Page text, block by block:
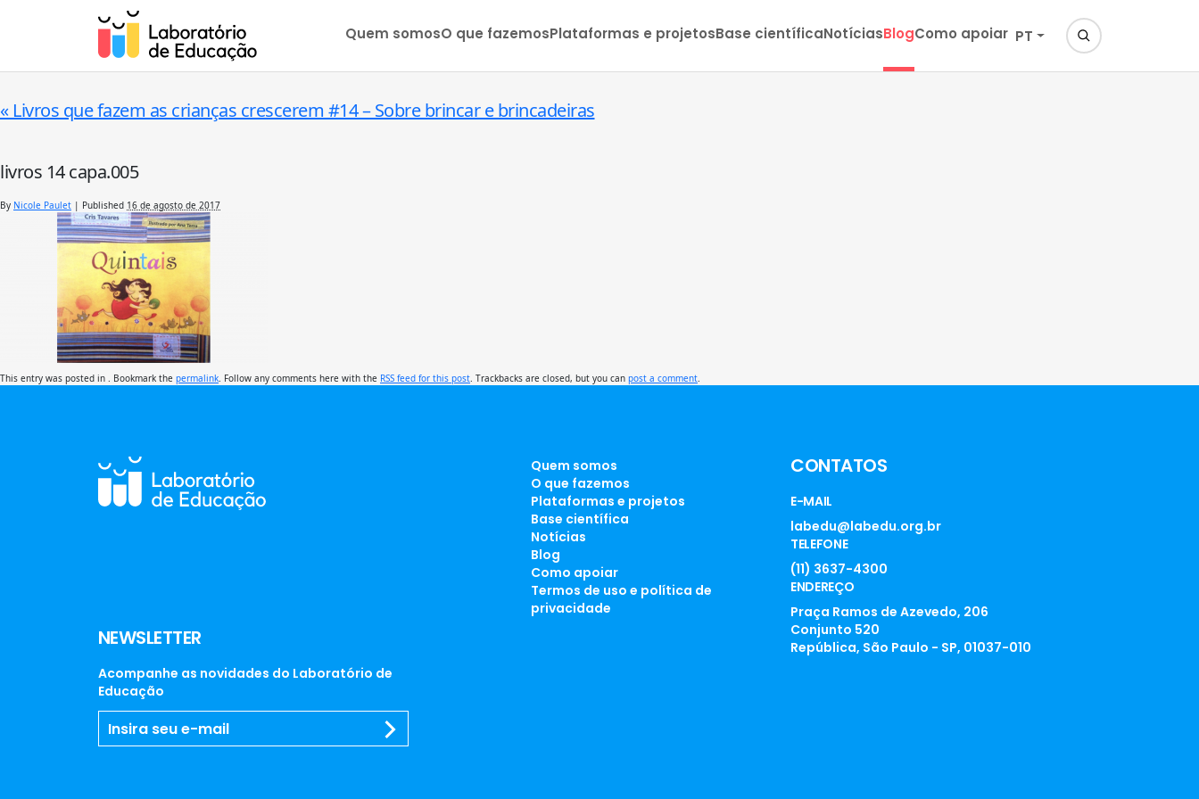
Quem somosO que fazemosPlataformas e projetosBase científicaNotíciasBlogComo apoiar PT
« Livros que fazem as crianças crescerem #14 – Sobre brincar e brincadeiras
livros 14 capa.005
By Nicole Paulet | Published 16 de agosto de 2017
This entry was posted in . Bookmark the permalink . Follow any comments here with the RSS feed for this post . Trackbacks are closed, but you can post a comment
NEWSLETTER
Acompanhe as novidades do Laboratório de
Educação
Quem somos
O que fazemos
Plataformas e projetos
Base científica
Notícias
Blog
Como apoiar
Termos de uso e política de
privacidade
CONTATOS
E-MAIL
labedu@labedu.org.br
TELEFONE
(11) 3637-4300
ENDEREÇO
Praça Ramos de Azevedo, 206
Conjunto 520
República, São Paulo - SP, 01037-010